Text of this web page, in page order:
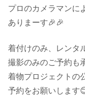
プロのカメラマンに
ありまーす🎉🎉
着付けのみ、レンタ
撮影のみのご予約も
着物プロジェクトの
予約をお願いします